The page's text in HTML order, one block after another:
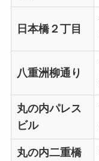
日本橋２丁目
八重洲柳通り
丸の内パレス
ビル
丸の内二重橋